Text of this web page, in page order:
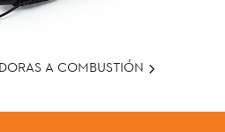
A COMBUSTIÓN